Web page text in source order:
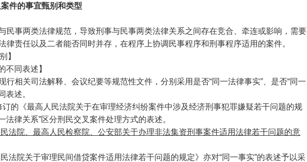
件的事宜甄别和类型
民事两类法律规范，导致刑事与民事两类法律关系之间存在竞合、牵连或影响，需要
律责任以及二者能否同时并存，在程序上协调民事程序和刑事程序适用的案件。
】
不同表述】
行相关司法解释、会议纪要等规范性文件，分别采用是否“同一法律事实”、是否“同一
表述。
的《最高人民法院关于在审理经济纠纷案件中涉及经济刑事犯罪嫌疑若干问题的规
法律关系”区分刑民交叉案件处理方式的表述。
法院、最高人民检察院、公安部关于办理非法集资刑事案件适用法律若干问题的意
法院关于审理民间借贷案件适用法律若干问题的规定》亦对“同一事实”的表述予以采